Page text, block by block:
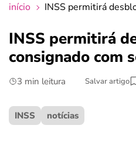
crédito fácil
últimas notícias
ferramentas
início INSS permitirá
INSS permitirá
consignado com
3 min leitura Salvar artigo
INSS notícias